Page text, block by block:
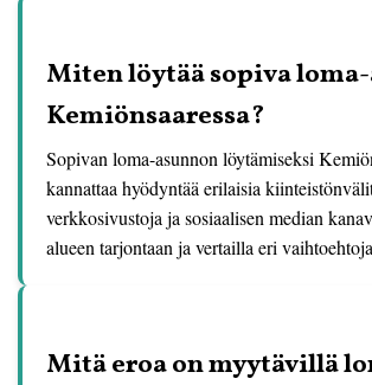
Miten löytää sopiva
Kemiönsaaressa?
Sopivan loma-asunnon löytämiseksi
kannattaa hyödyntää erilaisia
verkkosivustoja ja sosiaalisen median
alueen tarjontaan ja vertailla eri
Mitä eroa on myytävillä